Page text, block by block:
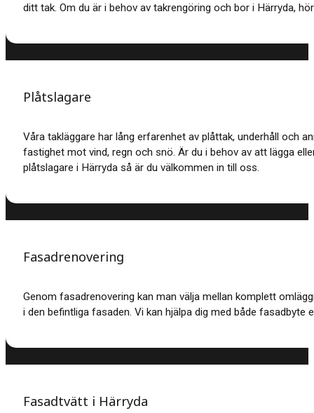
ditt tak. Om du är i behov av takrengöring och bor i Härryda,
Plåtslagare
Våra takläggare har lång erfarenhet av plåttak, underhåll och
fastighet mot vind, regn och snö. Är du i behov av att lägga
plåtslagare i Härryda så är du välkommen in till oss.
Fasadrenovering
Genom fasadrenovering kan man välja mellan komplett
i den befintliga fasaden. Vi kan hjälpa dig med både fasadbyte
Fasadtvätt i Härryda